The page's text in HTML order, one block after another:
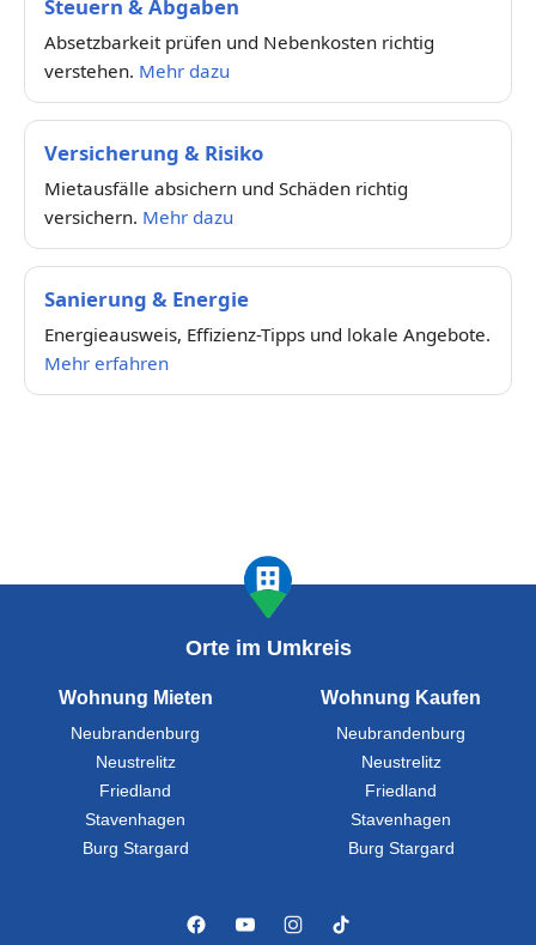
Steuern & Abgaben
Absetzbarkeit prüfen und Nebenkosten richtig
verstehen. Mehr dazu
Versicherung & Risiko
Mietausfälle absichern und Schäden richtig
versichern. Mehr dazu
Sanierung & Energie
Energieausweis, Effizienz-Tipps und lokale Angebote.
Mehr erfahren
Orte im Umkreis
Wohnung Mieten
Neubrandenburg
Neustrelitz
Friedland
Stavenhagen
Burg Stargard
Wohnung Kaufen
Neubrandenburg
Neustrelitz
Friedland
Stavenhagen
Burg Stargard